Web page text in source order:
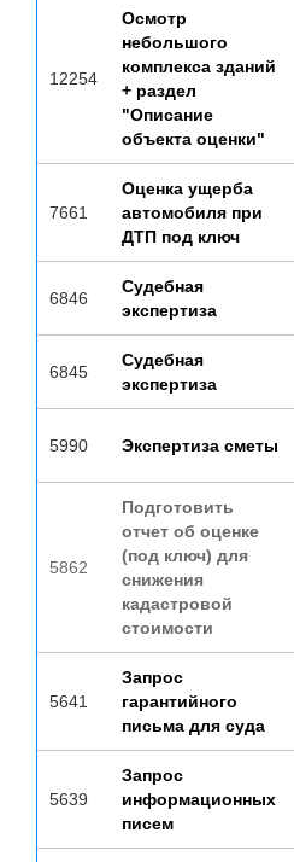
12254
Осмотр
небольшого
комплекса зданий
+ раздел
"Описание
объекта оценки"
7661
Оценка ущерба
автомобиля при
ДТП под ключ
6846
Судебная
экспертиза
6845
Судебная
экспертиза
5990 Экспертиза сметы
5862
Подготовить
отчет об оценке
(под ключ) для
снижения
кадастровой
стоимости
5641
Запрос
гарантийного
письма для суда
5639
Запрос
информационных
писем